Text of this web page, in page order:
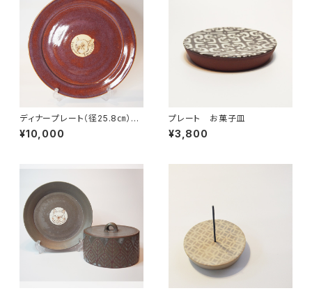
ディナープレート（径25.8㎝）「b
uon appetito」 フレンチブル
ドッグ
¥10,000
プレート お菓子皿
¥3,800